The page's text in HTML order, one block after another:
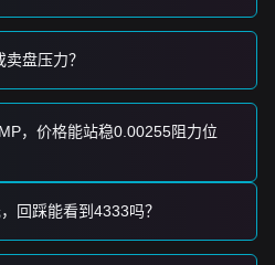
观支撑位之上，长期的结构性筑
积累。
呈现出横盘震荡的价格结
。从中期结构分析来看，价格目前
，下一个目标位可能是
盘压力？
，价格能站稳0.00255阻力位
回踩能看到4333吗？